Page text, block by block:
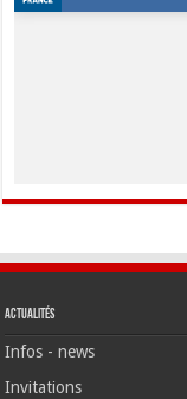
Actualités
Infos - news
Invitations